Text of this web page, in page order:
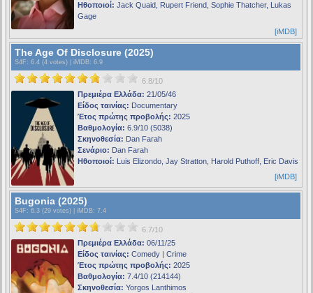
Ηθοποιοί: Jack Quaid, Rupert Friend, Sophie Thatcher, Lukas
Gage
[iMDB]
The Age Of Disclosure (2025)
S4F : 6.4 (4 votes) | iMDB: 6.9
6.8/10
Πρεμιέρα Ελλάδα: 21/05/46
Είδος ταινίας: Documentary
Έτος πρώτης προβολής: 2025
Βαθμολογία: 6.9/10 (5038)
Σκηνοθεσία: Dan Farah
Σενάριο: Dan Farah
Ηθοποιοί: Luis Elizondo, Jay Stratton, Harold Puthoff, Eric Davis
[iMDB]
Bugonia (2025)
S4F : 6.3 (29 votes) | iMDB: 7.4
6.7/10
Πρεμιέρα Ελλάδα: 06/11/25
Είδος ταινίας: Comedy | Crime
Έτος πρώτης προβολής: 2025
Βαθμολογία: 7.4/10 (214144)
Σκηνοθεσία: Yorgos Lanthimos